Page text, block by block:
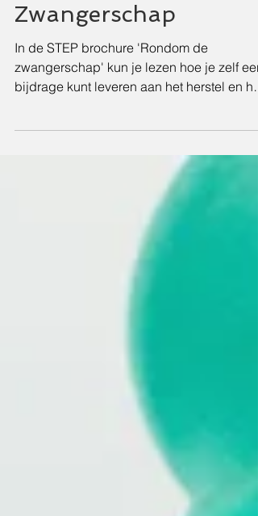
Rondom de
Zwangerschap
In de STEP brochure 'Rondom de
zwangerschap' kun je lezen hoe je zelf een